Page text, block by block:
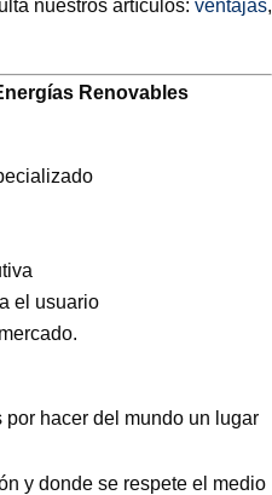
nuestros artículos: ventajas,
Renovables
el usuario
hacer del mundo un lugar
y donde se respete el medio